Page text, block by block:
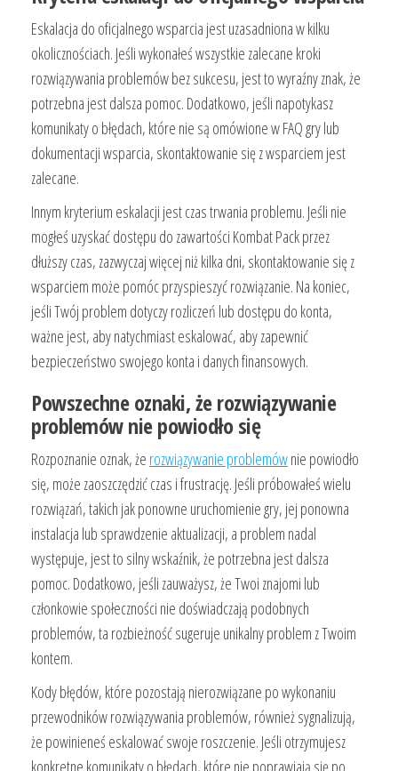
Eskalacja do oficjalnego wsparcia jest uzasadniona w kilku
okolicznościach. Jeśli wykonałeś wszystkie zalecane kroki
rozwiązywania problemów bez sukcesu, jest to wyraźny znak, że
potrzebna jest dalsza pomoc. Dodatkowo, jeśli napotykasz
komunikaty o błędach, które nie są omówione w FAQ gry lub
dokumentacji wsparcia, skontaktowanie się z wsparciem jest
zalecane.
Innym kryterium eskalacji jest czas trwania problemu. Jeśli nie
mogłeś uzyskać dostępu do zawartości Kombat Pack przez
dłuższy czas, zazwyczaj więcej niż kilka dni, skontaktowanie się z
wsparciem może pomóc przyspieszyć rozwiązanie. Na koniec,
jeśli Twój problem dotyczy rozliczeń lub dostępu do konta,
ważne jest, aby natychmiast eskalować, aby zapewnić
bezpieczeństwo swojego konta i danych finansowych.
Powszechne oznaki, że rozwiązywanie
problemów nie powiodło się
Rozpoznanie oznak, że rozwiązywanie problemównie powiodło
się, może zaoszczędzić czas i frustrację. Jeśli próbowałeś wielu
rozwiązań, takich jak ponowne uruchomienie gry, jej ponowna
instalacja lub sprawdzenie aktualizacji, a problem nadal
występuje, jest to silny wskaźnik, że potrzebna jest dalsza
pomoc. Dodatkowo, jeśli zauważysz, że Twoi znajomi lub
członkowie społeczności nie doświadczają podobnych
problemów, ta rozbieżność sugeruje unikalny problem z Twoim
kontem.
Kody błędów, które pozostają nierozwiązane po wykonaniu
przewodników rozwiązywania problemów, również sygnalizują,
że powinieneś eskalować swoje roszczenie. Jeśli otrzymujesz
konkretne komunikaty o błędach, które nie poprawiają się po